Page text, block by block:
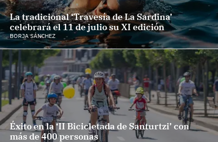
La tradicional ‘Travesía de La Sardina’
celebrará el 11 de julio su XI edición
BORJA SÁNCHEZ
Éxito en la ‘II Bicicletada de Santurtzi’ con
más de 400 personas